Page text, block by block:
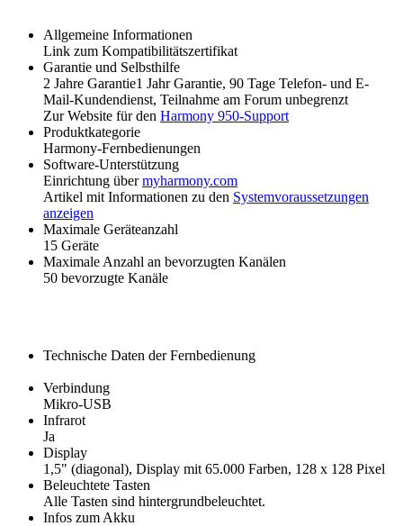
Allgemeine Informationen
Link zum Kompatibilitätszertifikat
Garantie und Selbsthilfe
2 Jahre Garantie1 Jahr Garantie, 90 Tage Telefon- und E-
Mail-Kundendienst, Teilnahme am Forum unbegrenzt
Zur Website für den Harmony 950-Support
Produktkategorie
Harmony-Fernbedienungen
Software-Unterstützung
Einrichtung übermyharmony.com
Artikel mit Informationen zu den Systemvoraussetzungen
anzeigen
Maximale Geräteanzahl
15 Geräte
Maximale Anzahl an bevorzugten Kanälen
50 bevorzugte Kanäle
Technische Daten der Fernbedienung
Verbindung
Mikro-USB
Infrarot
Ja
Display
1,5" (diagonal), Display mit 65.000 Farben, 128 x 128 Pixel
Beleuchtete Tasten
Alle Tasten sind hintergrundbeleuchtet.
Infos zum Akku